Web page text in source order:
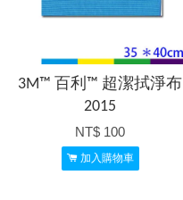
3M™ 百利™ 超潔拭淨布
2015
NT$ 100
加入購物車